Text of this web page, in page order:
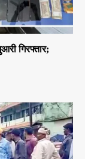
गिरफ्तार;